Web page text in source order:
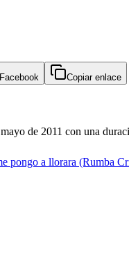
Facebook Copiar enlace
de 2011 con una
pongo a llorara (Rumba